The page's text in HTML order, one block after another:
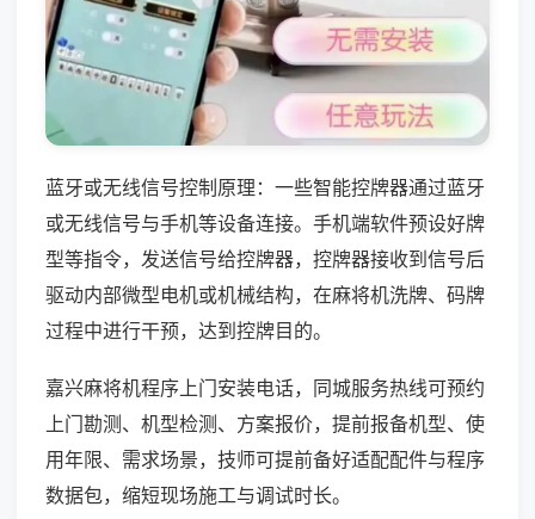
蓝牙或无线信号控制原理：一些智能控牌器通过蓝牙
或无线信号与手机等设备连接。手机端软件预设好牌
型等指令，发送信号给控牌器，控牌器接收到信号后
驱动内部微型电机或机械结构，在麻将机洗牌、码牌
过程中进行干预，达到控牌目的。
嘉兴麻将机程序上门安装电话，同城服务热线可预约
上门勘测、机型检测、方案报价，提前报备机型、使
用年限、需求场景，技师可提前备好适配配件与程序
数据包，缩短现场施工与调试时长。